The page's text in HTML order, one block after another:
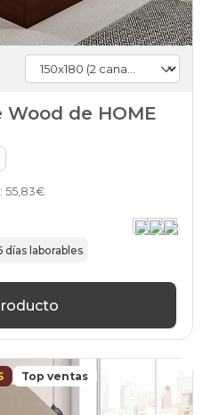
wengue
canapes-
abatibles
150x180cm-
doble
canapes-
canapes-
doble
canapes-
abatibles
150x180cm-
doble
canapes-
abatibles
150x180cm-
de HOME
55,83€
días laborables
Top ventas